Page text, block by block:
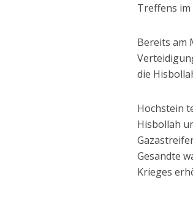
Treffens
Bereits am
die
Hochstein
Hisbollah
Gesandte
Krieges